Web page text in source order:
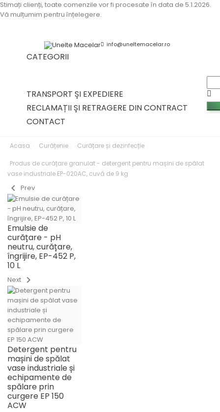
Stimați clienți, toate comenzile vor fi procesate în data de 5.1.2026.
Vă mulțumim pentru înțelegere.
info@uneltemacelar.ro
CATEGORII
TRANSPORT ȘI EXPEDIERE
RECLAMAȚII ȘI RETRAGERE DIN CONTRACT
CONTACT
Acasa Curățenie Curățare și dezinfecție
Produs de curățare granulat - detergent pentru mașini de spălat
vase industriale EP-020AC, cuvă de 9 kg
chevron_left Prev
Emulsie de
curățare - pH
neutru, curățare,
îngrijire, EP-452 P,
10 L
Next chevron_right
Detergent pentru
mașini de spălat
vase industriale și
echipamente de
spălare prin
curgere EP 150
ACW